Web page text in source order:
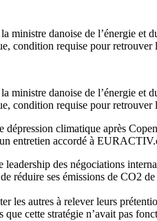
ministre danoise de l’énergie et
condition requise pour retrouver
ministre danoise de l’énergie et
condition requise pour retrouver
dépression climatique après
entretien accordé à
leadership des négociations
réduire ses émissions de CO2
les autres à relever leurs
cette stratégie n’avait pas